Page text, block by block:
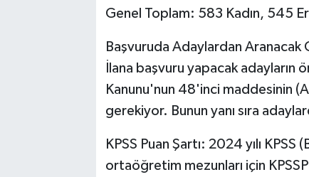
Genel Toplam: 583 Kadın, 545
Başvuruda Adaylardan Aranacak
İlana başvuru yapacak adayların
Kanunu'nun 48'inci maddesinin
gerekiyor. Bunun yanı sıra
KPSS Puan Şartı: 2024 yılı
ortaöğretim mezunları için